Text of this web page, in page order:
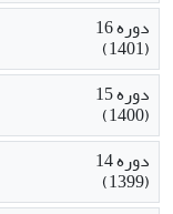
دوره 16
(1401)
دوره 15
(1400)
دوره 14
(1399)